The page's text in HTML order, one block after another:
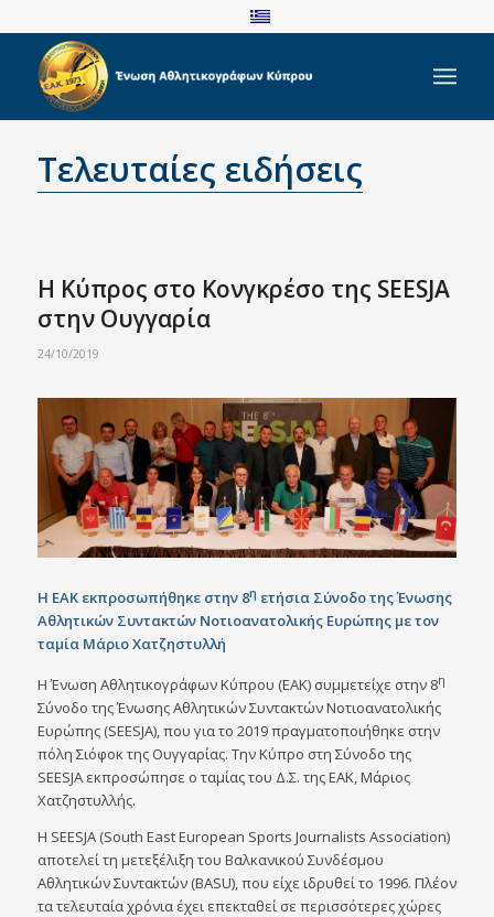
Τελευταίες ειδήσεις
Η Κύπρος στο Κονγκρέσο της SEESJA
στην Ουγγαρία
24/10/2019
Η ΕΑΚ εκπροσωπήθηκε στην 8η ετήσια Σύνοδο της Ένωσης
Αθλητικών Συντακτών Νοτιοανατολικής Ευρώπης με τον
ταμία Μάριο Χατζηστυλλή
Η Ένωση Αθλητικογράφων Κύπρου (ΕΑΚ) συμμετείχε στην 8η
Σύνοδο της Ένωσης Αθλητικών Συντακτών Νοτιοανατολικής
Ευρώπης (SEESJA), που για το 2019 πραγματοποιήθηκε στην
πόλη Σιόφοκ της Ουγγαρίας. Την Κύπρο στη Σύνοδο της
SEESJA εκπροσώπησε ο ταμίας του Δ.Σ. της ΕΑΚ, Μάριος
Χατζηστυλλής.
Η SEESJΑ (South East European Sports Journalists Association)
αποτελεί τη μετεξέλιξη του Βαλκανικού Συνδέσμου
Αθλητικών Συντακτών (BASU), που είχε ιδρυθεί το 1996. Πλέον
τα τελευταία χρόνια έχει επεκταθεί σε περισσότερες χώρες